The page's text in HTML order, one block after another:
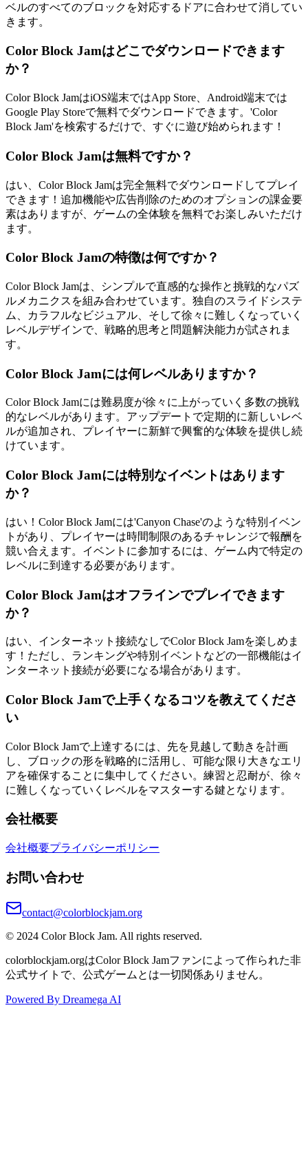
ベルのすべてのブロックを対応するドアに合わせて消してい
きます。
Color Block Jamはどこでダウンロードできます
か？
Color Block JamはiOS端末ではApp Store、Android端末では
Google Play Storeで無料でダウンロードできます。'Color
Block Jam'を検索するだけで、すぐに遊び始められます！
Color Block Jamは無料ですか？
はい、Color Block Jamは完全無料でダウンロードしてプレイ
できます！追加機能や広告削除のためのオプションの課金要
素はありますが、ゲームの全体験を無料でお楽しみいただけ
ます。
Color Block Jamの特徴は何ですか？
Color Block Jamは、シンプルで直感的な操作と挑戦的なパズ
ルメカニクスを組み合わせています。独自のスライドシステ
ム、カラフルなビジュアル、そして徐々に難しくなっていく
レベルデザインで、戦略的思考と問題解決能力が試されま
す。
Color Block Jamには何レベルありますか？
Color Block Jamには難易度が徐々に上がっていく多数の挑戦
的なレベルがあります。アップデートで定期的に新しいレベ
ルが追加され、プレイヤーに新鮮で興奮的な体験を提供し続
けています。
Color Block Jamには特別なイベントはあります
か？
はい！Color Block Jamには'Canyon Chase'のような特別イベン
トがあり、プレイヤーは時間制限のあるチャレンジで報酬を
競い合えます。イベントに参加するには、ゲーム内で特定の
レベルに到達する必要があります。
Color Block Jamはオフラインでプレイできます
か？
はい、インターネット接続なしでColor Block Jamを楽しめま
す！ただし、ランキングや特別イベントなどの一部機能はイ
ンターネット接続が必要になる場合があります。
Color Block Jamで上手くなるコツを教えてくださ
い
Color Block Jamで上達するには、先を見越して動きを計画
し、ブロックの形を戦略的に活用し、可能な限り大きなエリ
アを確保することに集中してください。練習と忍耐が、徐々
に難しくなっていくレベルをマスターする鍵となります。
会社概要
会社概要プライバシーポリシー
お問い合わせ
contact@colorblockjam.org
© 2024 Color Block Jam. All rights reserved.
colorblockjam.orgはColor Block Jamファンによって作られた非
公式サイトで、公式ゲームとは一切関係ありません。
Powered By Dreamega AI